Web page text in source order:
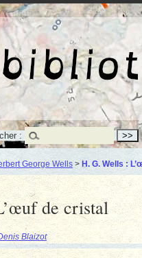
:
George Wells > H. G. Wells :
de cristal
Blaizot